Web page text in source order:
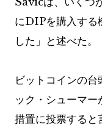
にDIPを購入する
した」と述べた。
ビットコインの
ック・シューマ
措置に投票すると